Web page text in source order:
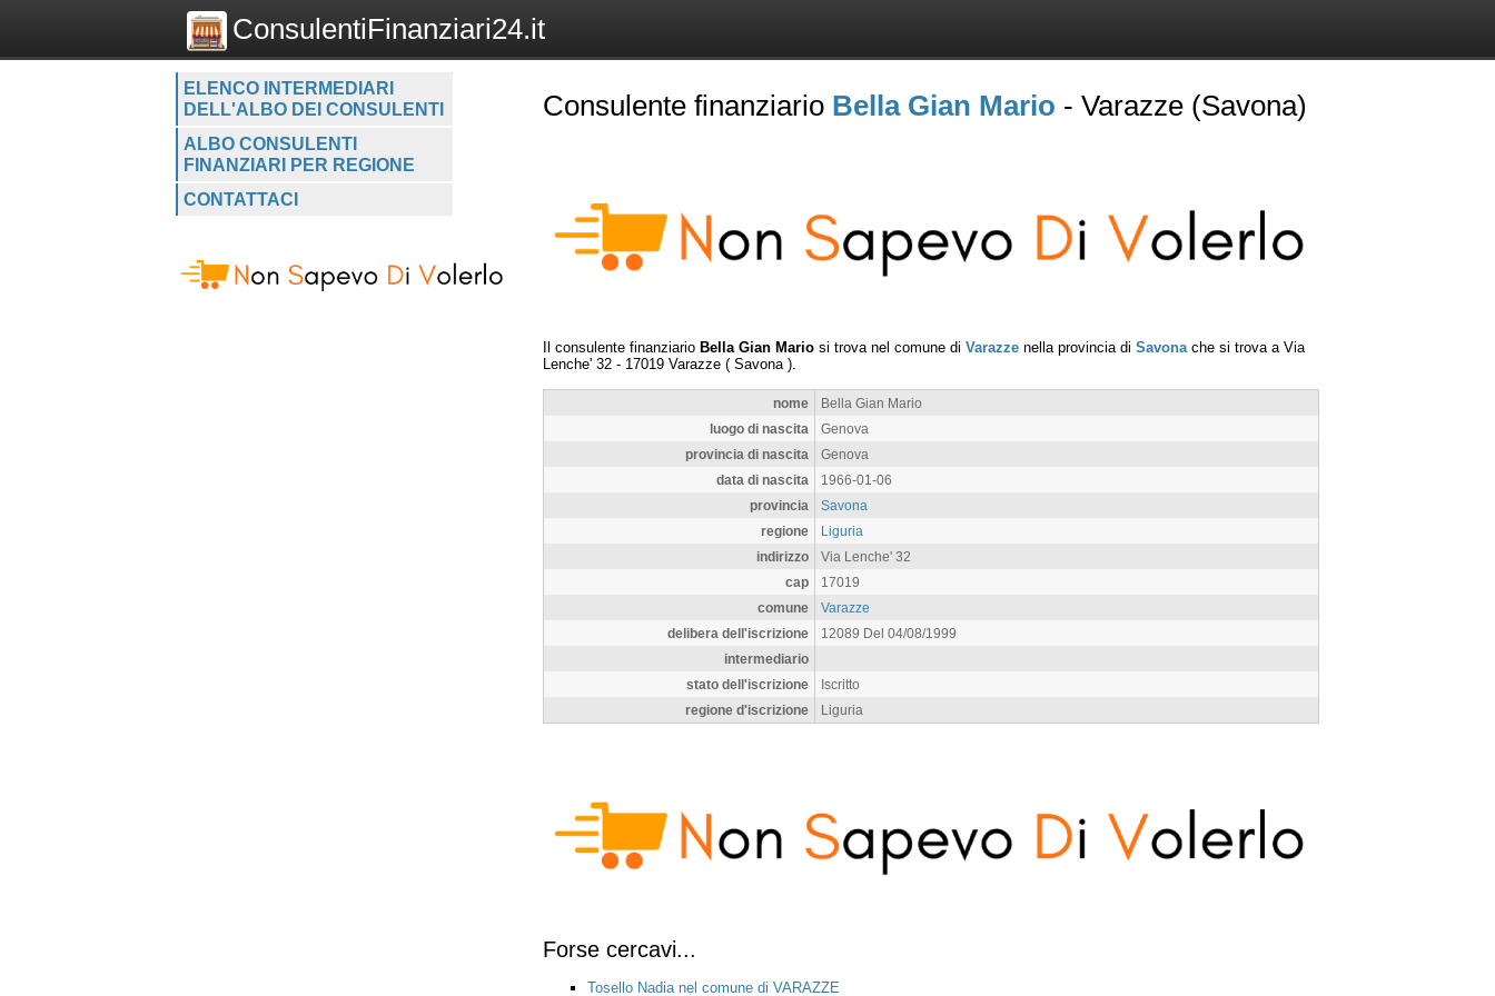
ConsulentiFinanziari24.it
ELENCO INTERMEDIARI
DELL'ALBO DEI CONSULENTI
ALBO CONSULENTI
FINANZIARI PER REGIONE
CONTATTACI
Consulente finanziario Bella Gian Mario - Varazze (Savona)
Il consulente finanziario Bella Gian Mario si trova nel comune di Varazze nella provincia di Savona che si trova a Via
Lenche' 32 - 17019 Varazze ( Savona ).
nome
Bella Gian Mario
luogo di nascita
Genova
provincia di nascita
Genova
data di nascita
1966-01-06
provincia
Savona
regione
Liguria
indirizzo
Via Lenche' 32
cap
17019
comune
Varazze
delibera dell'iscrizione
12089 Del 04/08/1999
intermediario
stato dell'iscrizione
Iscritto
regione d'iscrizione
Liguria
Forse cercavi...
Tosello Nadia nel comune di VARAZZE